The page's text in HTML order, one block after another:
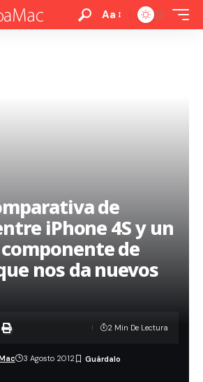
Aa
de
iPhone 4S y un
de
nos da nuevos
3 Agosto 2012
2 Min De Lectura